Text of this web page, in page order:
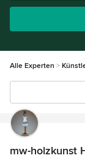
Alle Experten
mw-holzkunst